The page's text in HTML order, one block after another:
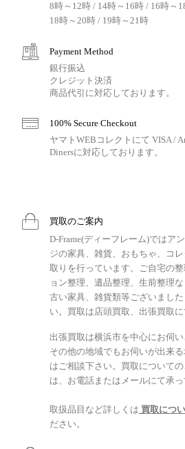
8時～12時 / 14時～16時 / 16時～
18時～20時 / 19時～21時
Payment Method
銀行振込
クレジット決済
商品代引に対応しております。
100% Secure Checkout
ヤマトWEBコレクトにて VISA /
Dinersに対応しております。
買取のご案内
D-Frame(ディーフレーム)ではア
ジの家具、雑貨、おもちゃ、コ
取りを行っています。ご自宅の
ョン整理、遺品整理、生前整理
古い家具、雑貨類等ございまし
い。買取は店頭買取、出張買取に
出張買取は横浜市を中心にお伺
その他の地域でもお伺いが出来
はご相談下さい。買取について
は、お電話またはメールにて承っ
取扱品目など詳しくは 買取につ
ださい。